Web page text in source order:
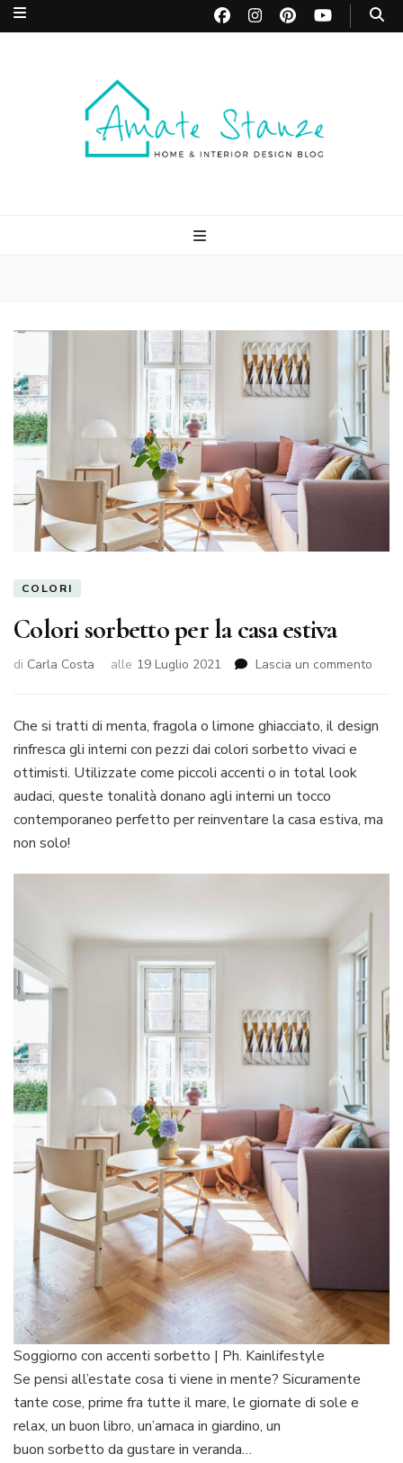
Blog
COLORI
Colori sorbetto per la casa estiva
di Carla Costa alle 19 Luglio 2021 Lascia un commento
per
Che si tratti di menta, fragola o limone ghiacciato, il design
rinfresca gli interni con pezzi dai colori sorbetto vivaci e
ottimisti. Utilizzate come piccoli accenti o in total look
audaci, queste tonalità donano agli interni un tocco
contemporaneo perfetto per reinventare la casa estiva, ma
non solo!
Soggiorno con accenti sorbetto | Ph. Kainlifestyle
Se pensi all’estate cosa ti viene in mente? Sicuramente
tante cose, prime fra tutte il mare, le giornate di sole e
relax, un buon libro, un’amaca in giardino, un
buon sorbetto da gustare in veranda…